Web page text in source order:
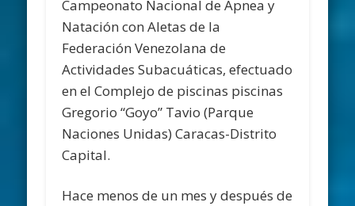
Campeonato Nacional de Apnea y
Natación con Aletas de la
Federación Venezolana de
Actividades Subacuáticas, efectuado
en el Complejo de piscinas piscinas
Gregorio “Goyo” Tavio (Parque
Naciones Unidas) Caracas-Distrito
Capital.
Hace menos de un mes y después de